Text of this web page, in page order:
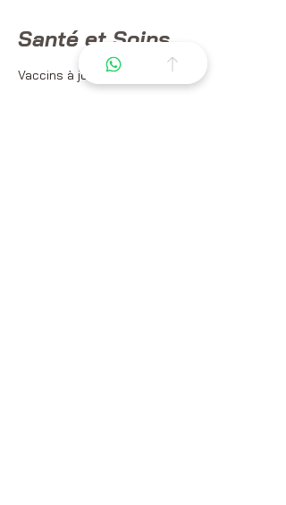
Santé et Soins
Vaccins à jour : OUI